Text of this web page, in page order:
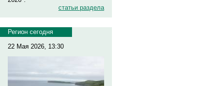
статьи раздела
Регион сегодня
22 Мая 2026, 13:30